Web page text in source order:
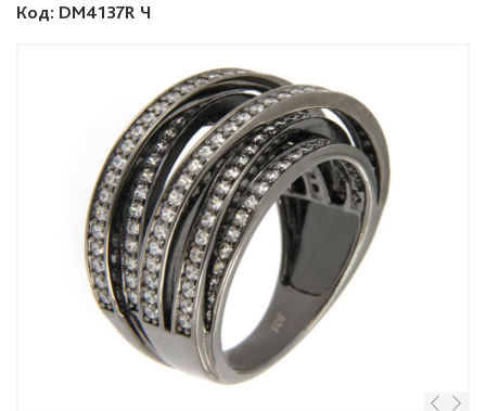
Код: DM4137R Ч